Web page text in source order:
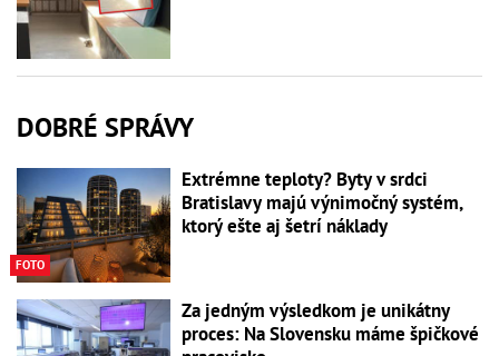
DOBRÉ SPRÁVY
FOTO
Extrémne teploty? Byty v srdci
Bratislavy majú výnimočný systém,
ktorý ešte aj šetrí náklady
Za jedným výsledkom je unikátny
proces: Na Slovensku máme špičkové